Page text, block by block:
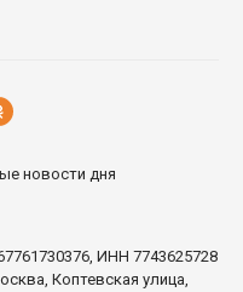
новости дня
ИНН 7743625728
Коптевская улица,